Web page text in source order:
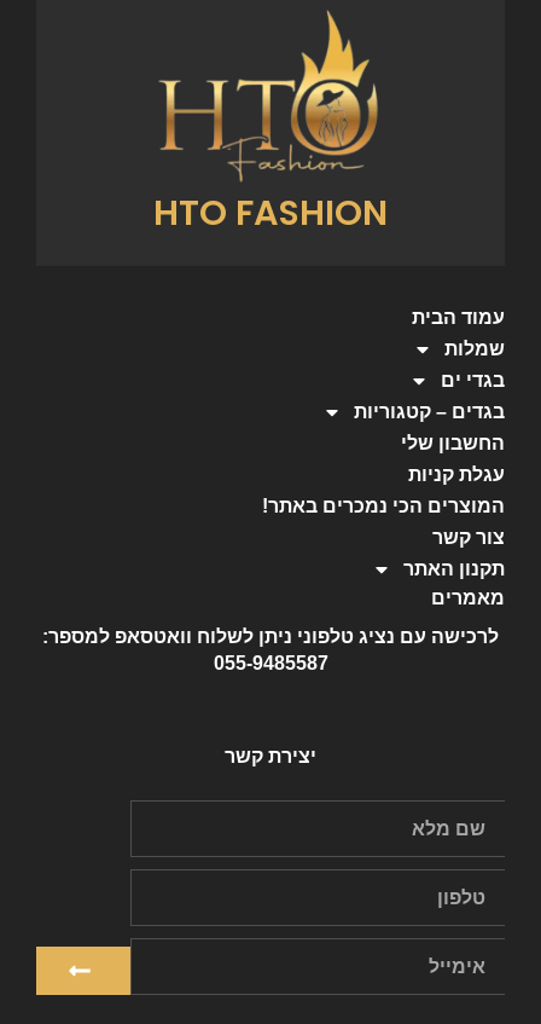
HTO FASHION
עמוד הבית
שמלות
בגדי ים
בגדים – קטגוריות
החשבון שלי
עגלת קניות
המוצרים הכי נמכרים באתר!
צור קשר
תקנון האתר
מאמרים
לרכישה עם נציג טלפוני ניתן לשלוח וואטסאפ למספר:
055-9485587
יצירת קשר